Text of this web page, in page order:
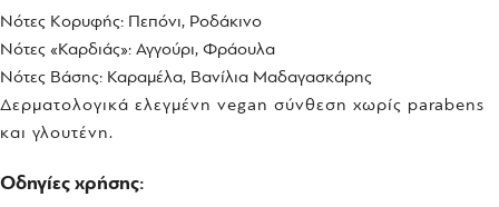
Νότες Κορυφής: Πεπόνι, Ροδάκινο
Νότες «Καρδιάς»: Αγγούρι, Φράουλα
Νότες Βάσης: Καραμέλα, Βανίλια Μαδαγασκάρης
Δερματολογικά ελεγμένη vegan σύνθεση χωρίς parabens
και γλουτένη.
Οδηγίες χρήσης: